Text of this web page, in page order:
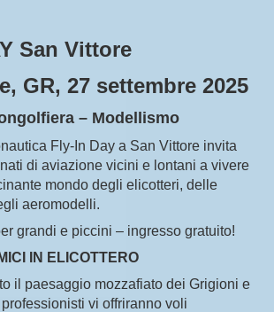
San Vittore
GR, 27 settembre 2025
– Modellismo
Fly-In Day a San Vittore invita
di aviazione vicini e lontani a vivere
mondo degli elicotteri, delle
aeromodelli.
grandi e piccini – ingresso gratuito!
IN ELICOTTERO
il paesaggio mozzafiato dei Grigioni e
vi offriranno voli